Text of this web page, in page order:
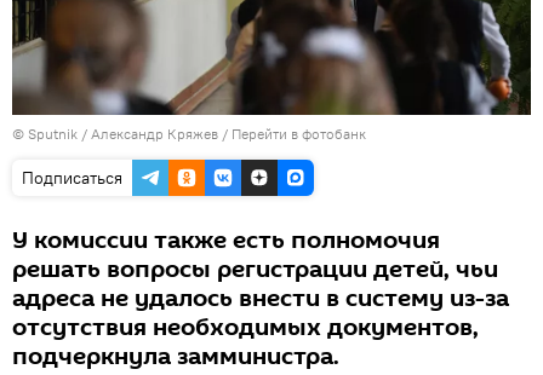
© Sputnik / Александр Кряжев / Перейти в фотобанк
Подписаться
У комиссии также есть полномочия
решать вопросы регистрации детей, чьи
адреса не удалось внести в систему из-за
отсутствия необходимых документов,
подчеркнула замминистра.